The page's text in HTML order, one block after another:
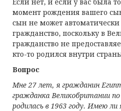
момент рождения вашего
сын не может автоматически
гражданство, поскольку в
гражданство не
кто-то родился внутри
Вопрос
Мне 27 лет, я гражданин
гражданка Великобритании
родилась в 1963 году. Имею ли